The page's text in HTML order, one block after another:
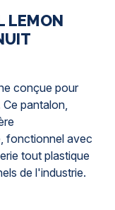
LEMON
conçue pour
Ce pantalon,
fonctionnel avec
tout plastique
de l'industrie.